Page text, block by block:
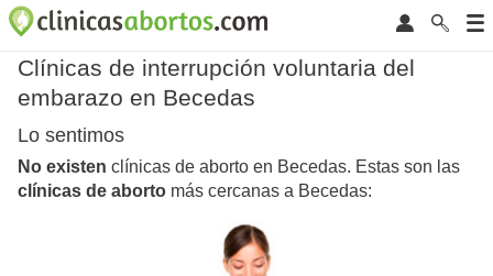
Clínicas de interrupción voluntaria del
embarazo en Becedas
Lo sentimos
No existen clínicas de aborto en Becedas. Estas son las
clínicas de aborto más cercanas a Becedas: